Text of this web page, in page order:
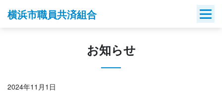
横浜市職員共済組合
お知らせ
2024年11月1日